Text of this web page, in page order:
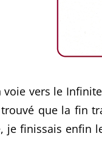
voie vers le
trouvé que la fin
je finissais enfin